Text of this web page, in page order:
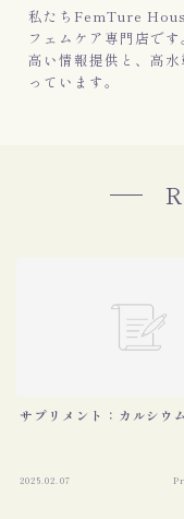
私たちFemTure
フェムケア専門店で
高い情報提供と、高
っています。
サプリメント：カルシウム
2025.02.07